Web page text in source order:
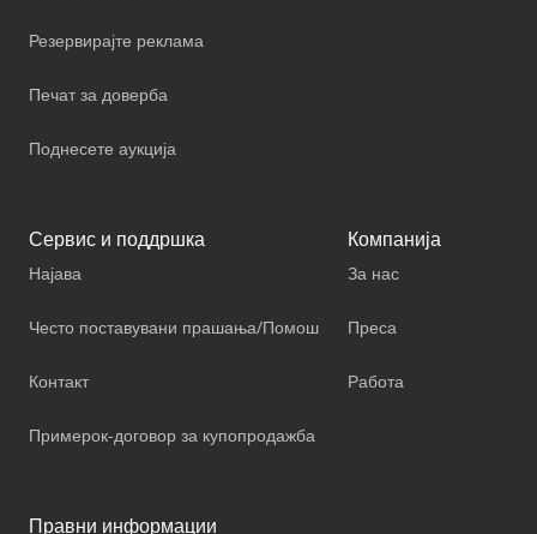
Резервирајте реклама
Печат за доверба
Поднесете аукција
Сервис и поддршка
Најава
Често поставувани прашања/Помош
Контакт
Примерок-договор за купопродажба
Компанија
За нас
Преса
Работа
Правни информации